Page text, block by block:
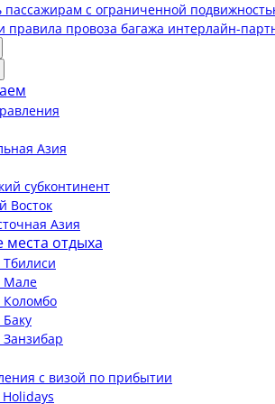
с ограниченной
правила провоза багажа интерлайн-
Азия
субконтинент
Восток
Азия
отдыха
Мале
Коломбо
с визой по прибытии